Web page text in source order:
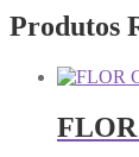
Produtos